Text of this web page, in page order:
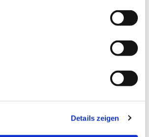
Details zeigen